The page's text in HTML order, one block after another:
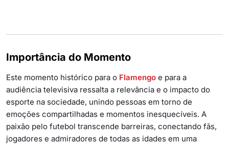
Importância do Momento
Este momento histórico para o Flamengo e para a
audiência televisiva ressalta a relevância e o impacto do
esporte na sociedade, unindo pessoas em torno de
emoções compartilhadas e momentos inesquecíveis. A
paixão pelo futebol transcende barreiras, conectando fãs,
jogadores e admiradores de todas as idades em uma